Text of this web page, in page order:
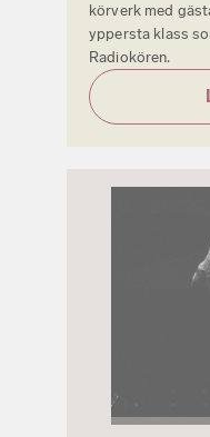
körverk med
yppersta klass
Radiokören.